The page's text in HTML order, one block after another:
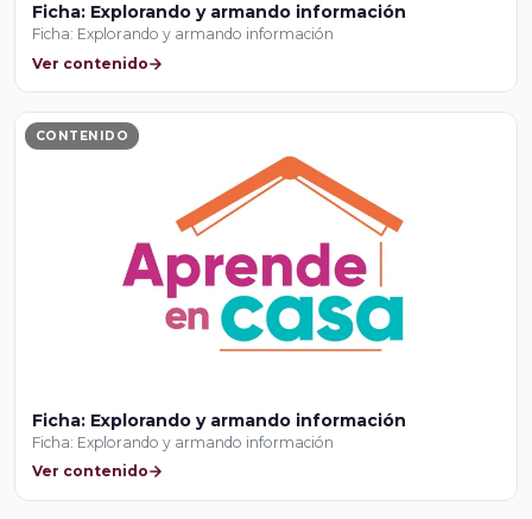
Ficha: Explorando y armando información
Ficha: Explorando y armando información
Ver contenido
CONTENIDO
Ficha: Explorando y armando información
Ficha: Explorando y armando información
Ver contenido